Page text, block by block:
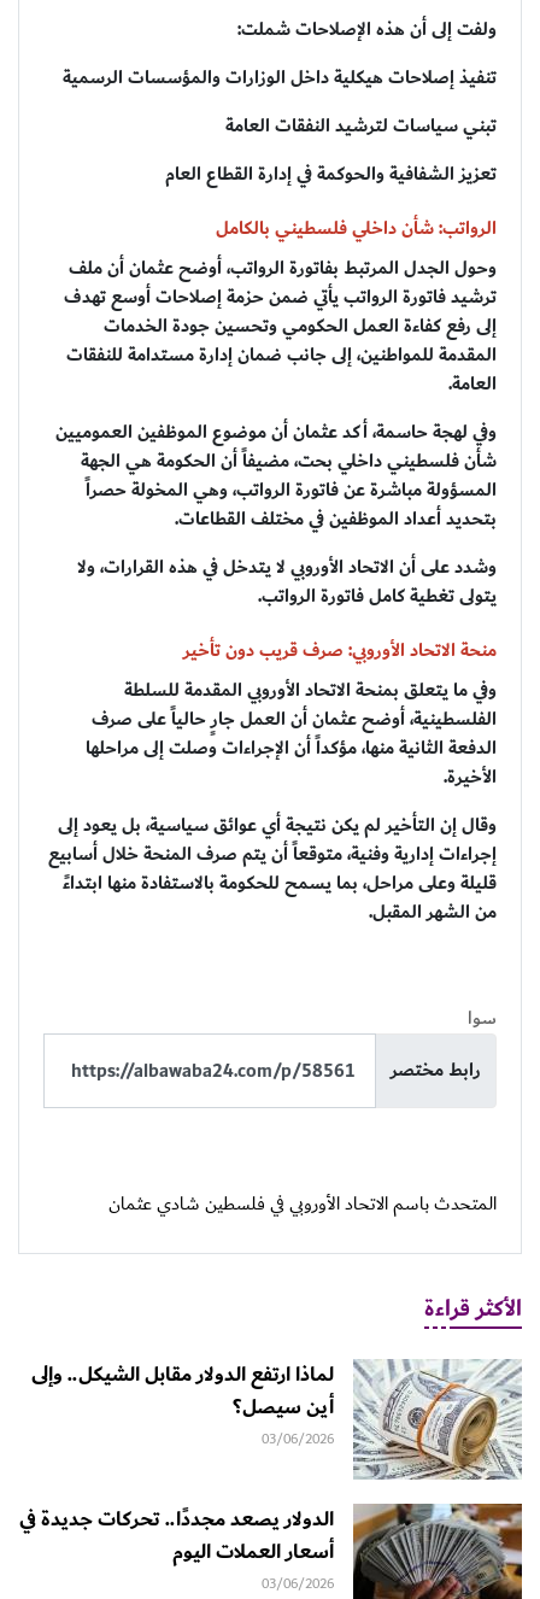
ولفت إلى أن هذه الإصلاحات شملت:
تنفيذ إصلاحات هيكلية داخل الوزارات والمؤسسات الرسمية
تبني سياسات لترشيد النفقات العامة
تعزيز الشفافية والحوكمة في إدارة القطاع العام
الرواتب: شأن داخلي فلسطيني بالكامل
وحول الجدل المرتبط بفاتورة الرواتب، أوضح عثمان أن ملف
ترشيد فاتورة الرواتب يأتي ضمن حزمة إصلاحات أوسع تهدف
إلى رفع كفاءة العمل الحكومي وتحسين جودة الخدمات
المقدمة للمواطنين، إلى جانب ضمان إدارة مستدامة للنفقات
العامة.
وفي لهجة حاسمة، أكد عثمان أن موضوع الموظفين العموميين
شأن فلسطيني داخلي بحت، مضيفاً أن الحكومة هي الجهة
المسؤولة مباشرة عن فاتورة الرواتب، وهي المخولة حصراً
بتحديد أعداد الموظفين في مختلف القطاعات.
وشدد على أن الاتحاد الأوروبي لا يتدخل في هذه القرارات، ولا
يتولى تغطية كامل فاتورة الرواتب.
منحة الاتحاد الأوروبي: صرف قريب دون تأخير
وفي ما يتعلق بمنحة الاتحاد الأوروبي المقدمة للسلطة
الفلسطينية، أوضح عثمان أن العمل جارٍ حالياً على صرف
الدفعة الثانية منها، مؤكداً أن الإجراءات وصلت إلى مراحلها
الأخيرة.
وقال إن التأخير لم يكن نتيجة أي عوائق سياسية، بل يعود إلى
إجراءات إدارية وفنية، متوقعاً أن يتم صرف المنحة خلال أسابيع
قليلة وعلى مراحل، بما يسمح للحكومة بالاستفادة منها ابتداءً
من الشهر المقبل.
سوا
رابط مختصر
المتحدث باسم الاتحاد الأوروبي في فلسطين شادي عثمان
الأكثر قراءة
لماذا ارتفع الدولار مقابل الشيكل.. وإلى
أين سيصل؟
03/06/2026
الدولار يصعد مجددًا.. تحركات جديدة في
أسعار العملات اليوم
03/06/2026